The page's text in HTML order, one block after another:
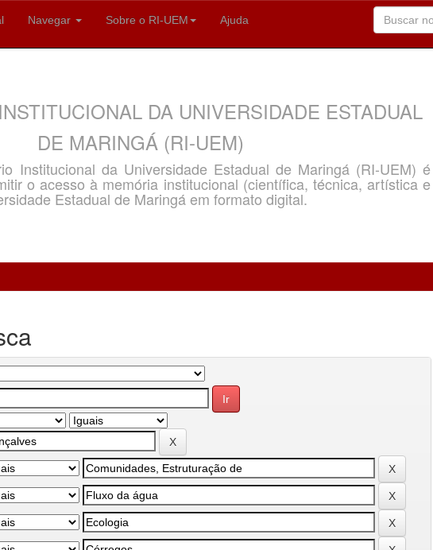
Navegar Sobre o RI-UEM Ajuda
DA UNIVERSIDADE ESTADUAL
DE MARINGÁ (RI-UEM)
Institucional da Universidade Estadual de Maringá (RI-UEM) é
o acesso à memória institucional (científica, técnica, artística e
Estadual de Maringá em formato digital.